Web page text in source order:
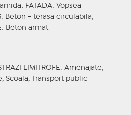
FATADA: Vopsea
: Beton - terasa circulabila;
: Beton armat
LIMITROFE : Amenajate;
Scoala, Transport public